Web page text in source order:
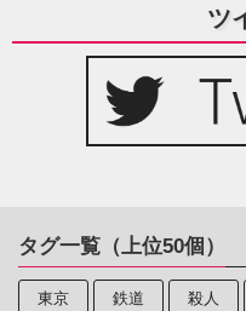
ツ
タグ一覧（上位50個）
東京 鉄道 殺人